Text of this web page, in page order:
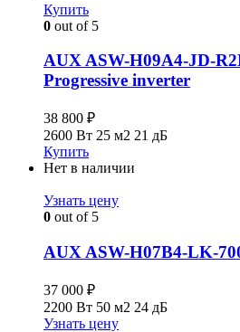
Купить
0 out of 5
AUX ASW-H09A4-JD-
Progressive inverter
38 800 ₽
2600 Вт 25 м2 21 дБ
Купить
Нет в наличии
Узнать цену
0 out of 5
AUX ASW-H07B4-LK-
37 000 ₽
2200 Вт 50 м2 24 дБ
Узнать цену